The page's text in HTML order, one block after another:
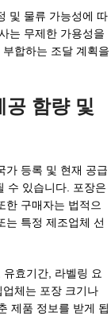
및 물류 가능성에 따
는 무제한 가용성을
합하는 조달 계획을
함량 및
가 등록 및 현재 공급
수 있습니다. 포장은
한 구매자는 법적으
는 특정 제조업체 선
효기간, 라벨링 요
체는 포장 크기나
제품 정보를 받게 됩